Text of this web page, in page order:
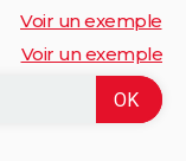
Voir un exemple
Voir un exemple